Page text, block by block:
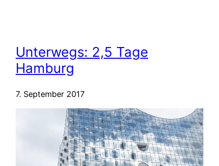
Unterwegs: 2,5 Tage
Hamburg
7. September 2017